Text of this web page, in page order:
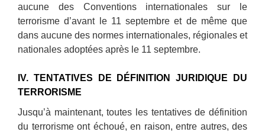
aucune des Conventions internationales sur le
terrorisme d’avant le 11 septembre et de même que
dans aucune des normes internationales, régionales et
nationales adoptées après le 11 septembre.
IV. TENTATIVES DE DÉFINITION JURIDIQUE DU
TERRORISME
Jusqu’à maintenant, toutes les tentatives de définition
du terrorisme ont échoué, en raison, entre autres, des